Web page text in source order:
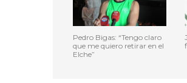
Pedro Bigas: “Tengo claro
que me quiero retirar en el
Elche”